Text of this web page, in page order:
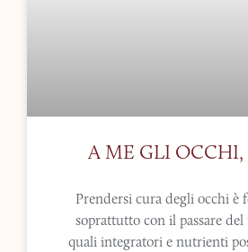
A ME GLI OCCHI,
Prendersi cura degli occhi è
soprattutto con il passare del
quali integratori e nutrienti